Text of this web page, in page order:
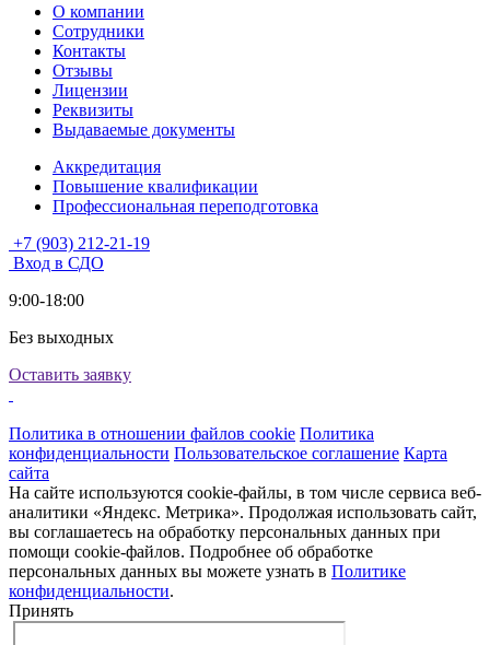
О компании
Сотрудники
Контакты
Отзывы
Лицензии
Реквизиты
Выдаваемые документы
Аккредитация
Повышение квалификации
Профессиональная переподготовка
+7 (903) 212-21-19
Вход в СДО
9:00-18:00
Без выходных
Оставить заявку
Политика в отношении файлов cookie Политика
конфиденциальности Пользовательское соглашение Карта
сайта
На сайте используются cookie-файлы, в том числе сервиса веб-
аналитики «Яндекс. Метрика». Продолжая использовать сайт,
вы соглашаетесь на обработку персональных данных при
помощи cookie-файлов. Подробнее об обработке
персональных данных вы можете узнать в Политике
конфиденциальности.
Принять